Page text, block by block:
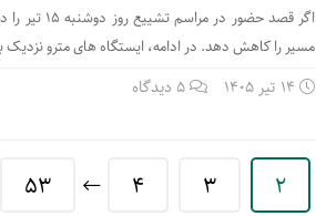
اگر قصد
مسیر را کاهش دهد. در ادامه، ایستگاه های مترو
14 تیر 1405 5 دیدگاه
2
3
4
53